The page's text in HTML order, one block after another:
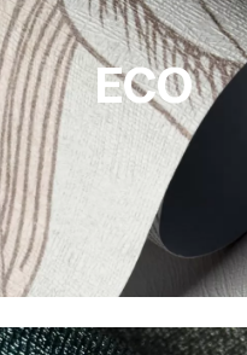
sofisticadas.
ECO